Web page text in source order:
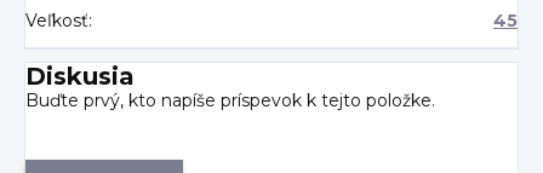
Veľkosť: 45
Diskusia
Buďte prvý, kto napíše príspevok k tejto položke.